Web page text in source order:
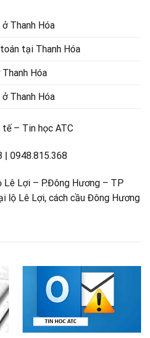
Thanh Hóa
tại Thanh Hóa
Hóa
Thanh Hóa
– Tin học ATC
|0948.815.368
Lợi – P.Đông Hương – TP
lộ Lê Lợi, cách cầu Đông Hương